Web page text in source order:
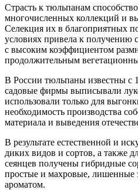
Страсть к тюльпанам
многочисленных коллекций и
Селекция их в благоприятных
условиях привела к получению
с высоким коэффициентом
продолжительным
В России тюльпаны известны с
садовые фирмы выписывали
использовали только для
необходимость производства
материала и выведения
В результате естественной и
диких видов и сортов, а также
сеянцев получены гибридные
простые и махровые, лишенные
ароматом.